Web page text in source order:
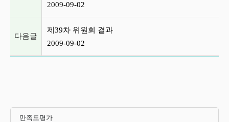
2009-09-02
다음글
제39차 위원회 결과
2009-09-02
만족도평가